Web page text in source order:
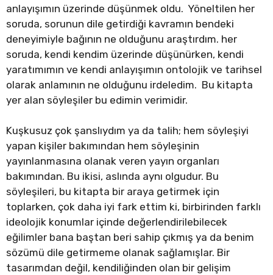
anlayışımın üzerinde düşünmek oldu. Yöneltilen her
soruda, sorunun dile getirdiği kavramın bendeki
deneyimiyle bağının ne olduğunu araştırdım. her
soruda, kendi kendim üzerinde düşünürken, kendi
yaratımımın ve kendi anlayışımın ontolojik ve tarihsel
olarak anlamının ne olduğunu irdeledim. Bu kitapta
yer alan söyleşiler bu edimin verimidir.
Kuşkusuz çok şanslıydım ya da talih; hem söyleşiyi
yapan kişiler bakımından hem söyleşinin
yayınlanmasına olanak veren yayın organları
bakımından. Bu ikisi, aslında aynı olgudur. Bu
söyleşileri, bu kitapta bir araya getirmek için
toplarken, çok daha iyi fark ettim ki, birbirinden farklı
ideolojik konumlar içinde değerlendirilebilecek
eğilimler bana baştan beri sahip çıkmış ya da benim
sözümü dile getirmeme olanak sağlamışlar. Bir
tasarımdan değil, kendiliğinden olan bir gelişim